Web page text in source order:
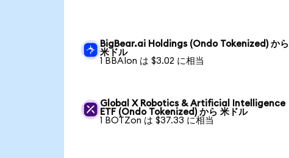
BigBear.ai Holdings (Ondo Tokenized) から
米ドル
1 BBAIon は $3.02 に相当
Global X Robotics & Artificial Intelligence
ETF (Ondo Tokenized) から 米ドル
1 BOTZon は $37.33 に相当